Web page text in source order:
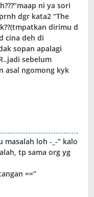
ni ya sori
dgr kata2 “The
dirimu d
cina deh di
sopan apalagi
sebelum
asal ngomong kyk
loh -_-” kalo
tp sama org yg
==”